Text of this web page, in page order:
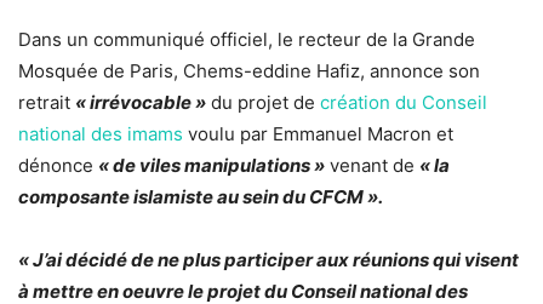
Dans un communiqué officiel, le recteur de la Grande
Mosquée de Paris, Chems-eddine Hafiz, annonce son
retrait « irrévocable » du projet de création du Conseil
national des imams voulu par Emmanuel Macron et
dénonce « de viles manipulations » venant de « la
composante islamiste au sein du CFCM ».
« J’ai décidé de ne plus participer aux réunions qui visent
à mettre en oeuvre le projet du Conseil national des